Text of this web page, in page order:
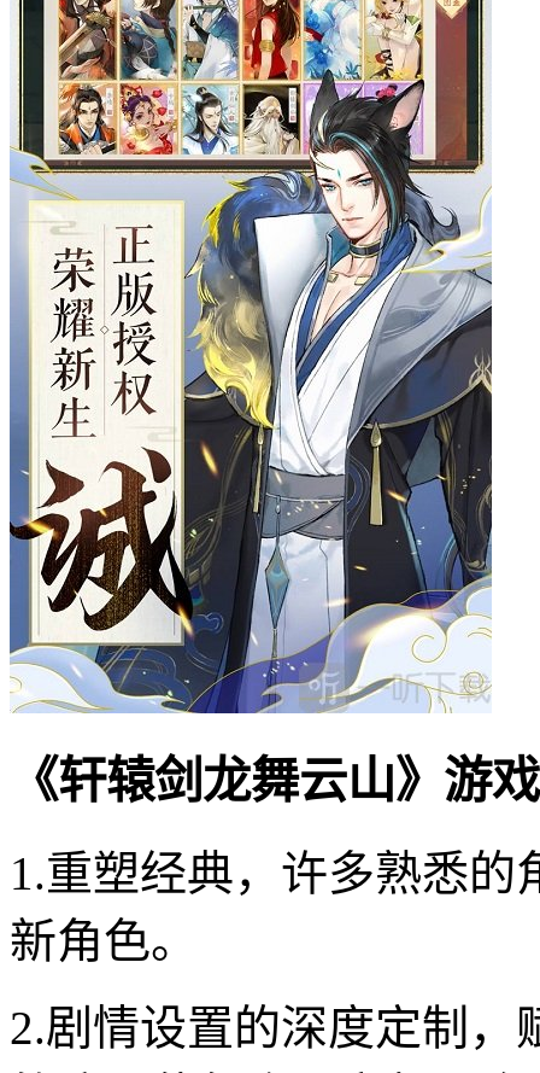
《轩辕剑龙舞云山》游
1.重塑经典，许多熟悉
新角色。
2.剧情设置的深度定制